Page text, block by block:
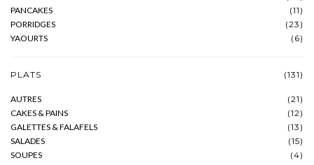
PANCAKES
(11)
PORRIDGES
(23)
YAOURTS
(6)
PLATS (131)
AUTRES
(21)
CAKES & PAINS
(12)
GALETTES & FALAFELS
(13)
SALADES
(15)
SOUPES
(4)